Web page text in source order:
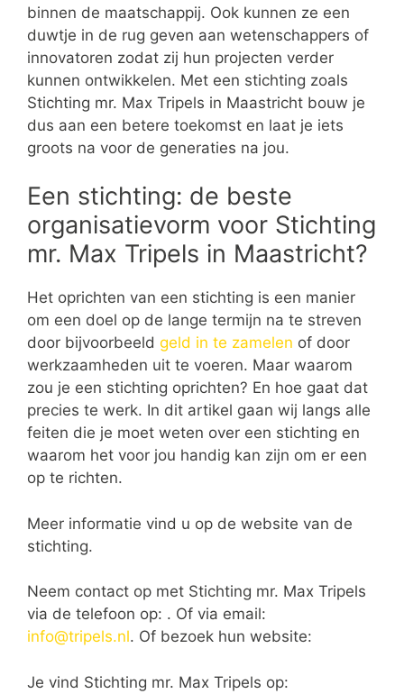
binnen de maatschappij. Ook kunnen ze een
duwtje in de rug geven aan wetenschappers of
innovatoren zodat zij hun projecten verder
kunnen ontwikkelen. Met een stichting zoals
Stichting mr. Max Tripels in Maastricht bouw je
dus aan een betere toekomst en laat je iets
groots na voor de generaties na jou.
Een stichting: de beste
organisatievorm voor Stichting
mr. Max Tripels in Maastricht?
Het oprichten van een stichting is een manier
om een doel op de lange termijn na te streven
door bijvoorbeeld geld in te zamelen of door
werkzaamheden uit te voeren. Maar waarom
zou je een stichting oprichten? En hoe gaat dat
precies te werk. In dit artikel gaan wij langs alle
feiten die je moet weten over een stichting en
waarom het voor jou handig kan zijn om er een
op te richten.
Meer informatie vind u op de website van de
stichting.
Neem contact op met Stichting mr. Max Tripels
via de telefoon op: . Of via email:
info@tripels.nl. Of bezoek hun website:
Je vind Stichting mr. Max Tripels op: